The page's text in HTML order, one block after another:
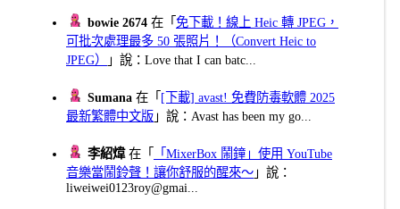
bowie 2674 在「免下載！線上 Heic 轉 JPEG，
可批次處理最多 50 張照片！（Convert Heic to
JPEG）
」說：Love that I can batc...
Sumana 在「 [下載] avast! 免費防毒軟體 2025
最新繁體中文版 」說：Avast has been my go...
李紹煒在「
「MixerBox 鬧鐘」使用 YouTube
音樂當鬧鈴聲！讓你舒服的醒來～ 」說：
liweiwei0123roy@gmai...